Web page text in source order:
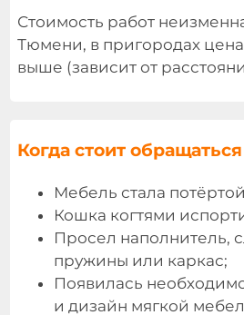
Стоимость работ
Тюмени, в пригородах
выше (зависит от
Когда стоит
Мебель стала
Кошка когтями
Просел наполнитель,
пружины или каркас;
Появилась
и дизайн мягкой